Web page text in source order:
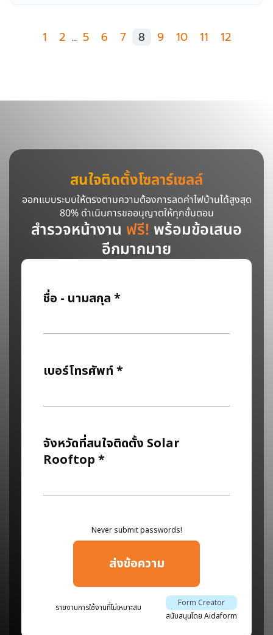
1 2 ... 5 6 7 8 9 10 11 12
สนใจติดตั้งโซลาร์เซลล์
ออกแบบระบบให้ตรงตามความต้องการลดค่าไฟบ้านได้สูงสุด
80% ดำเนินการขออนุญาตให้ทุกขั้นตอน
สำรวจหน้างาน ฟรี! พร้อมข้อเสนอ
อีกมากมาย